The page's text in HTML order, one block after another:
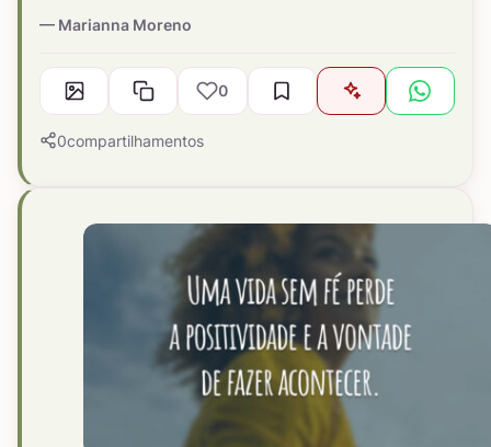
Marianna Moreno
0
0compartilhamentos